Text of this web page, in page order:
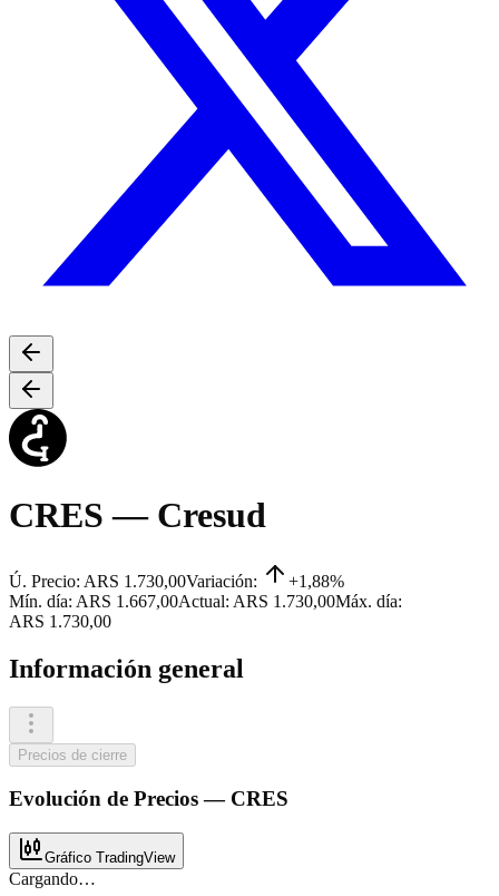
CRES — Cresud
Ú. Precio: ARS 1.730,00Variación:
+1,88%
Mín. día: ARS 1.667,00Actual: ARS 1.730,00Máx. día:
ARS 1.730,00
Información general
Precios de cierre
Evolución de Precios— CRES
Gráfico TradingView
Cargando…